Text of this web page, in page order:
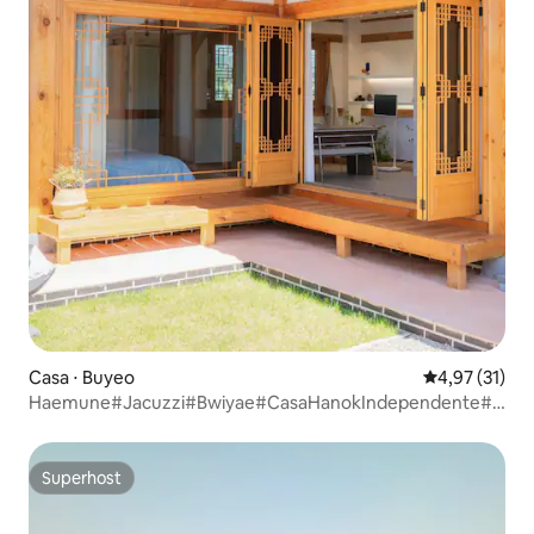
Casa ⋅ Buyeo 4,97 de uma
4,97 (31)
Superhost
Superhost